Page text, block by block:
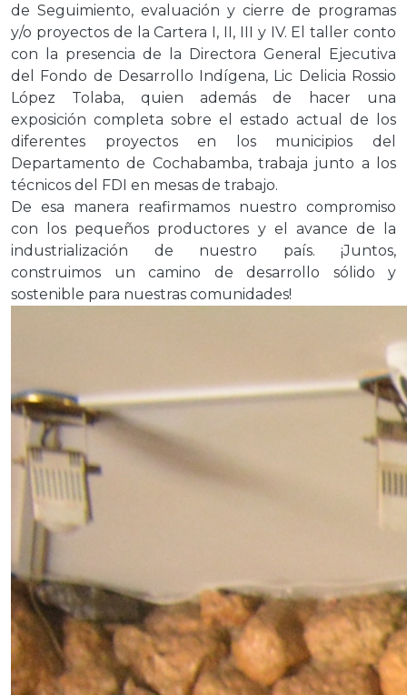
de Seguimiento, evaluación y cierre de programas
y/o proyectos de la Cartera I, II, III y IV. El taller conto
con la presencia de la Directora General Ejecutiva
del Fondo de Desarrollo Indígena, Lic Delicia Rossio
López Tolaba, quien además de hacer una
exposición completa sobre el estado actual de los
diferentes proyectos en los municipios del
Departamento de Cochabamba, trabaja junto a los
técnicos del FDI en mesas de trabajo.
De esa manera reafirmamos nuestro compromiso
con los pequeños productores y el avance de la
industrialización de nuestro país. ¡Juntos,
construimos un camino de desarrollo sólido y
sostenible para nuestras comunidades!